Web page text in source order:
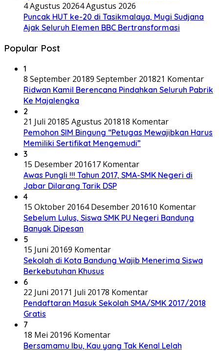
4 Agustus 20264 Agustus 2026
Puncak HUT ke-20 di Tasikmalaya, Mugi Sudjana
Ajak Seluruh Elemen BBC Bertransformasi
Popular Post
1
8 September 20189 September 201821 Komentar
Ridwan Kamil Berencana Pindahkan Seluruh Pabrik
Ke Majalengka
2
21 Juli 20185 Agustus 201818 Komentar
Pemohon SIM Bingung “Petugas Mewajibkan Harus
Memiliki Sertifikat Mengemudi”
3
15 Desember 201617 Komentar
Awas Pungli !!! Tahun 2017, SMA-SMK Negeri di
Jabar Dilarang Tarik DSP
4
15 Oktober 20164 Desember 201610 Komentar
Sebelum Lulus, Siswa SMK PU Negeri Bandung
Banyak Dipesan
5
15 Juni 20169 Komentar
Sekolah di Kota Bandung Wajib Menerima Siswa
Berkebutuhan Khusus
6
22 Juni 20171 Juli 20178 Komentar
Pendaftaran Masuk Sekolah SMA/SMK 2017/2018
Gratis
7
18 Mei 20196 Komentar
Bersamamu Ibu, Kau yang Tak Kenal Lelah